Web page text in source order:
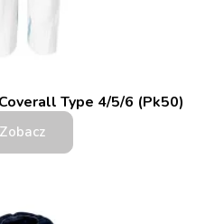
Type 4/5/6 (Pk50)
Zobacz